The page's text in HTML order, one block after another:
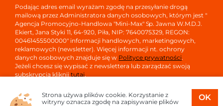
Podając adres email wyrażam zgodę na przesyłanie drogą
mailową przez Administratora danych osobowych, którym jest "
Agencja Promocyjno-Handlowa "Mini-Max" Sp. Jawna W.M.D.J.
Ekiert, Jana Styki 11, 64-920, Piła, NIP: 7640075329, REGON:
00461455500000" informacji handlowych, marketingowych,
reklamowych (newsletter). Więcej informacji nt. ochrony
danych osobowych znajduje się w Polityce prywatności.
Jeżeli chcesz się wypisać z newslettera lub zarządzać swoją
subskrypcją kliknijtutaj.
OK
Strona używa plików cookie. Korzystanie z
witryny oznacza zgodę na zapisywanie plików